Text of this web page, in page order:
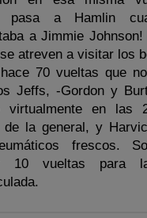
pasa a Hamlin
a Jimmie
atreven a visitar los
70 vueltas que
Jeffs, -Gordon y
virtualmente en las
de la general, y
frescos.
10 vueltas para